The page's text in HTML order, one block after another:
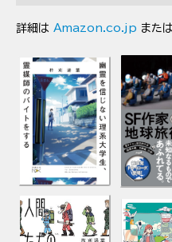
2024/12/10 榮織タスク
2024/09/03 ジャンプ
載開始（作画：小津）
2024/08/08 子供の科
「修学宇宙旅行」
2024/07/25 小林達也『
選択』推薦文
2024/06/26『幽霊を
詳細は Amazon.co.jp または